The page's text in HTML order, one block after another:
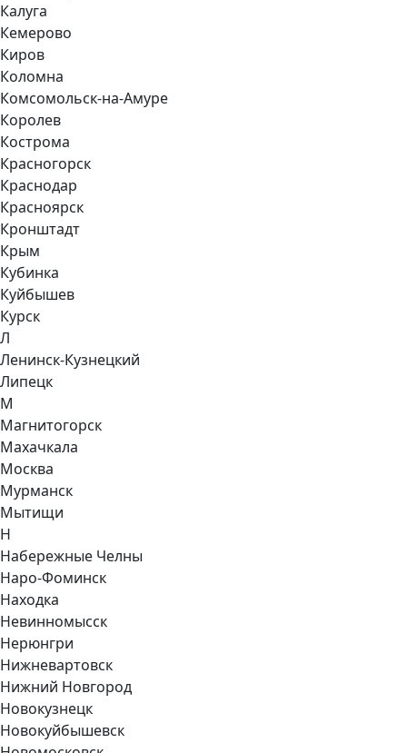
Калуга
Кемерово
Киров
Коломна
Комсомольск-на-Амуре
Королев
Кострома
Красногорск
Краснодар
Красноярск
Кронштадт
Крым
Кубинка
Куйбышев
Курск
Л
Ленинск-Кузнецкий
Липецк
М
Магнитогорск
Махачкала
Москва
Мурманск
Мытищи
Н
Набережные Челны
Наро-Фоминск
Находка
Невинномысск
Нерюнгри
Нижневартовск
Нижний Новгород
Новокузнецк
Новокуйбышевск